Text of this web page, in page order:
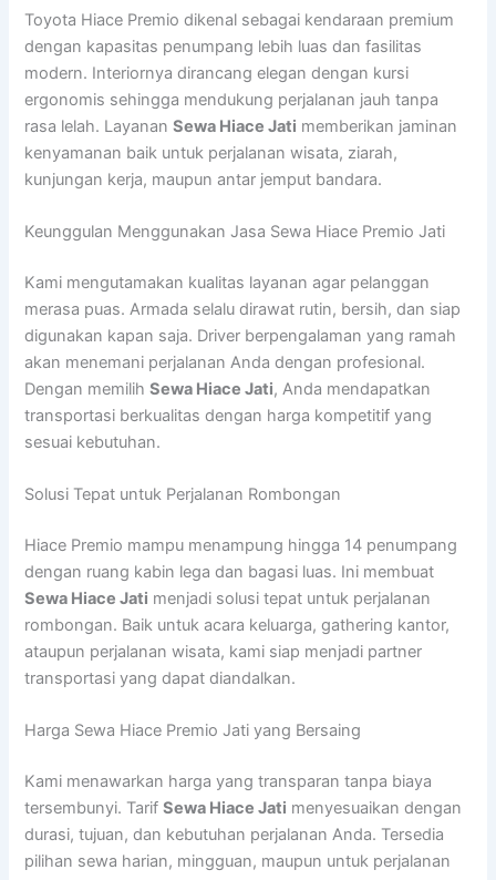
Toyota Hiace Premio dikenal sebagai kendaraan premium
dengan kapasitas penumpang lebih luas dan fasilitas
modern. Interiornya dirancang elegan dengan kursi
ergonomis sehingga mendukung perjalanan jauh tanpa
rasa lelah. LayananSewa Hiace Jati memberikan jaminan
kenyamanan baik untuk perjalanan wisata, ziarah,
kunjungan kerja, maupun antar jemput bandara.
Keunggulan Menggunakan Jasa Sewa Hiace Premio Jati
Kami mengutamakan kualitas layanan agar pelanggan
merasa puas. Armada selalu dirawat rutin, bersih, dan siap
digunakan kapan saja. Driver berpengalaman yang ramah
akan menemani perjalanan Anda dengan profesional.
Dengan memilihSewa Hiace Jati, Anda mendapatkan
transportasi berkualitas dengan harga kompetitif yang
sesuai kebutuhan.
Solusi Tepat untuk Perjalanan Rombongan
Hiace Premio mampu menampung hingga 14 penumpang
dengan ruang kabin lega dan bagasi luas. Ini membuat
Sewa Hiace Jati menjadi solusi tepat untuk perjalanan
rombongan. Baik untuk acara keluarga, gathering kantor,
ataupun perjalanan wisata, kami siap menjadi partner
transportasi yang dapat diandalkan.
Harga Sewa Hiace Premio Jati yang Bersaing
Kami menawarkan harga yang transparan tanpa biaya
tersembunyi. TarifSewa Hiace Jati menyesuaikan dengan
durasi, tujuan, dan kebutuhan perjalanan Anda. Tersedia
pilihan sewa harian, mingguan, maupun untuk perjalanan